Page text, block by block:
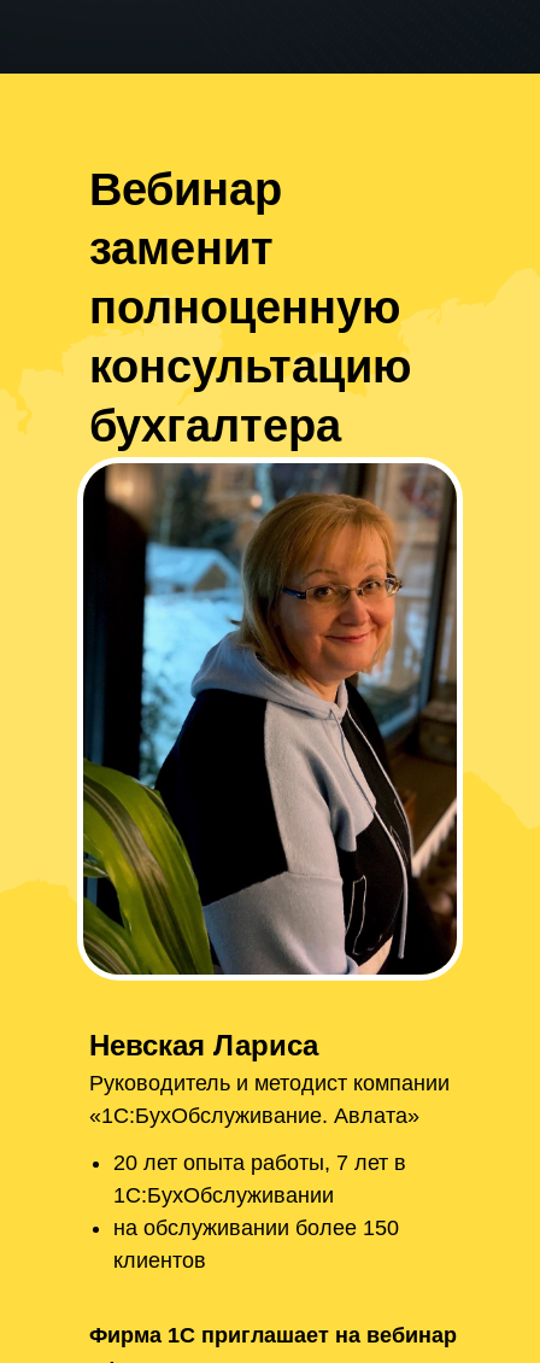
Фирма 1С приглашает на вебинар
Невская Лариса
20 лет опыта работы, 7 лет в
1С:БухОбслуживании
на обслуживании более 150
клиентов
Руководитель и методист компании
«1С:БухОбслуживание. Авлата»
Вебинар
заменит
полноценную
консультацию
бухгалтера